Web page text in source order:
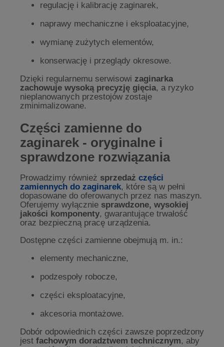
regulację i kalibrację zaginarek,
naprawy mechaniczne i eksploatacyjne,
wymianę zużytych elementów,
konserwację i przeglądy okresowe.
Dzięki regularnemu serwisowi zaginarka
zachowuje wysoką precyzję gięcia, a ryzyko
nieplanowanych przestojów zostaje
zminimalizowane.
Części zamienne do
zaginarek - oryginalne i
sprawdzone rozwiązania
Prowadzimy również sprzedaż części
zamiennych do zaginarek, które są w pełni
dopasowane do oferowanych przez nas maszyn.
Oferujemy wyłącznie sprawdzone, wysokiej
jakości komponenty, gwarantujące trwałość
oraz bezpieczną pracę urządzenia.
Dostępne części zamienne obejmują m. in.:
elementy mechaniczne,
podzespoły robocze,
części eksploatacyjne,
akcesoria montażowe.
Dobór odpowiednich części zawsze poprzedzony
jest fachowym doradztwem technicznym, aby